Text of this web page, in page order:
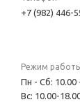
+7 (982) 446-
Режим
Пн - Сб: 10.00
Вс: 10.00-